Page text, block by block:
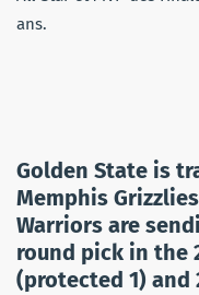
ans.
Golden State is
Memphis
Warriors are
round pick in the
(protected 1) and